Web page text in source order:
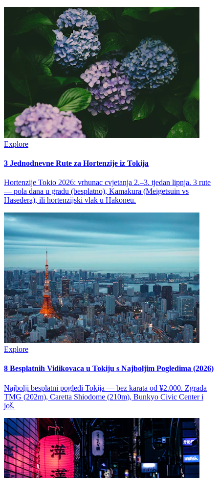
Explore
3 Jednodnevne Rute za Hortenzije iz Tokija
Hortenzije Tokio 2026: vrhunac cvjetanja 2.–3. tjedan lipnja. 3 rute
— pola dana u gradu (besplatno), Kamakura (Meigetsuin vs
Hasedera), ili hortenzijski vlak u Hakoneu.
Explore
8 Besplatnih Vidikovaca u Tokiju s Najboljim Pogledima (2026)
Najbolji besplatni pogledi Tokija — bez karata od ¥2.000. Zgrada
TMG (202m), Caretta Shiodome (210m), Bunkyo Civic Center i
još.